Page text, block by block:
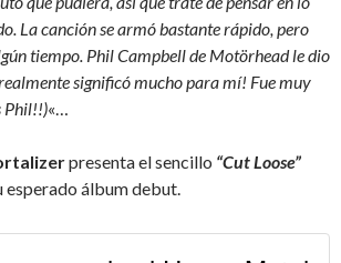
La canción se armó bastante rápido, pero
tiempo. Phil Campbell de Motörhead le dio
significó mucho para mí! Fue muy
Phil!!)«…
presenta el sencillo “Cut Loose”
esperado álbum debut.